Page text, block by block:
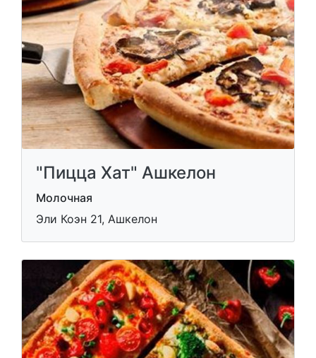
"Пицца Хат" Ашкелон
Молочная
Эли Коэн 21, Ашкелон